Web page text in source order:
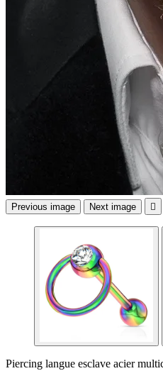
Previous image Next image 
Piercing langue esclave acier